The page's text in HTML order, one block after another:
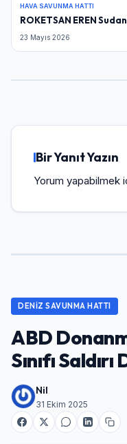
HAVA SAVUNMA HATTI
ROKETSAN EREN
23 Mayıs 2026
Bir Yanıt Yazın
Yorum yapabilmek
DENIZ SAVUNMA HATTI
ABD
Sınıfı Saldırı
Nil
31 Ekim 2025